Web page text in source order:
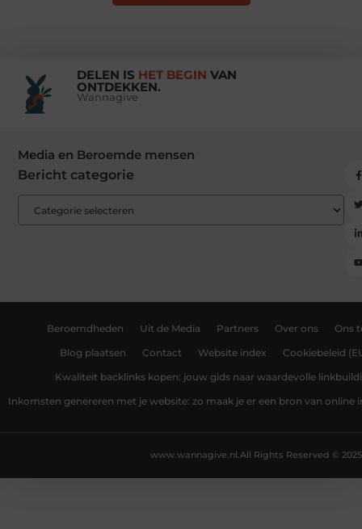
DELEN IS HET BEGIN VAN
ONTDEKKEN.
Wannagive
Media en Beroemde mensen
Bericht categorie
Beroemdheden Uit de Media Partners Over ons Ons
Blog plaatsen Contact Website index Cookiebeleid
Kwaliteit backlinks kopen: jouw gids naar waardevolle
Inkomsten genereren met je website: zo maak je er een bron van online
All Rights Reserved © 2025
www.wannagive.nl.